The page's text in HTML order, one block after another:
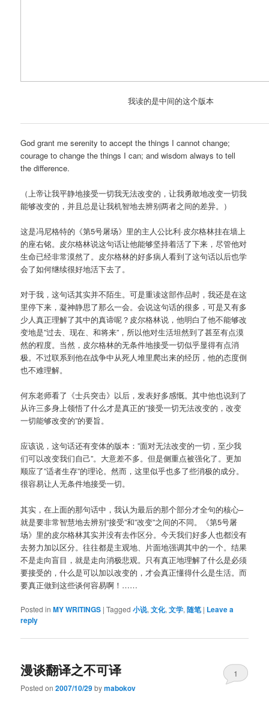
我读的是中间的这个版本
God grant me serenity to accept the things I cannot change;
courage to change the things I can; and wisdom always to tell
the difference.
（上帝让我平静地接受一切我无法改变的，让我勇敢地改变一切我
能够改变的，并且总是让我机智地去辨别两者之间的差异。）
这是冯尼格特的《第5号屠场》里的主人公比利·皮尔格林挂在墙上
的座右铭。皮尔格林说这句话让他能够坚持着活了下来，尽管他对
生命已经非常漠然了。皮尔格林的好多病人看到了这句话以后也学
会了如何继续很好地活下去了。
对于我，这句话其实并不陌生。可是重读这部作品时，我还是在这
里停下来，凝神静思了那么一会。会说这句话的很多，可是又有多
少人真正理解了其中的真谛呢？皮尔格林说，他明白了他不能够改
变地是”过去、现在、和将来”，所以他对生活坦然到了甚至有点漠
然的程度。当然，皮尔格林的无条件地接受一切似乎显得有点消
极。不过联系到他在战争中从死人堆里爬出来的经历，他的态度倒
也不难理解。
何东老师看了《士兵突击》以后，发表好多感慨。其中他也说到了
从许三多身上领悟了什么才是真正的”接受一切无法改变的，改变
一切能够改变的”的要旨。
应该说，这句话还有变体的版本：”面对无法改变的一切，至少我
们可以改变我们自己”。大意差不多。但是侧重点被强化了。更加
顺应了”适者生存”的理论。然而，这里似乎也多了些消极的成分。
很容易让人无条件地接受一切。
其实，在上面的那句话中，我认为最后的那个部分才全句的核心–
就是要非常智慧地去辨别”接受”和”改变”之间的不同。《第5号屠
场》里的皮尔格林其实并没有去作区分。今天我们好多人也都没有
去努力加以区分。往往都是主观地、片面地强调其中的一个。结果
不是走向盲目，就是走向消极悲观。只有真正地理解了什么是必须
要接受的，什么是可以加以改变的，才会真正懂得什么是生活。而
要真正做到这些谈何容易啊！……
Posted in MY WRITINGS |Tagged 小说,文化,文学,随笔 | Leave a
reply
漫谈翻译之不可译
Posted on2007/10/29bymabokov
1